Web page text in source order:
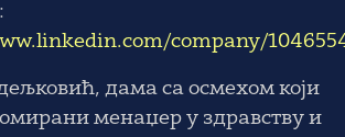
company/
дама са осмехом који
менаџер у здравству и